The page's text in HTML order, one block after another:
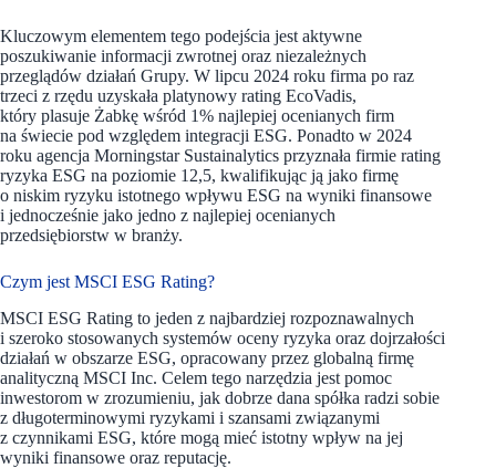
Kluczowym elementem tego podejścia jest aktywne
poszukiwanie informacji zwrotnej oraz niezależnych
przeglądów działań Grupy. W lipcu 2024 roku firma po raz
trzeci z rzędu uzyskała platynowy rating EcoVadis,
który plasuje Żabkę wśród 1% najlepiej ocenianych firm
na świecie pod względem integracji ESG. Ponadto w 2024
roku agencja Morningstar Sustainalytics przyznała firmie rating
ryzyka ESG na poziomie 12,5, kwalifikując ją jako firmę
o niskim ryzyku istotnego wpływu ESG na wyniki finansowe
i jednocześnie jako jedno z najlepiej ocenianych
przedsiębiorstw w branży.
Czym jest MSCI ESG Rating?
MSCI ESG Rating to jeden z najbardziej rozpoznawalnych
i szeroko stosowanych systemów oceny ryzyka oraz dojrzałości
działań w obszarze ESG, opracowany przez globalną firmę
analityczną MSCI Inc. Celem tego narzędzia jest pomoc
inwestorom w zrozumieniu, jak dobrze dana spółka radzi sobie
z długoterminowymi ryzykami i szansami związanymi
z czynnikami ESG, które mogą mieć istotny wpływ na jej
wyniki finansowe oraz reputację.